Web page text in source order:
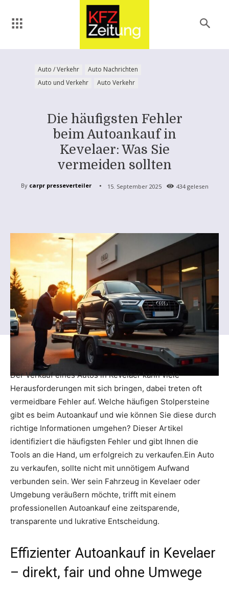
Auto / Verkehr
Auto Nachrichten
Auto und Verkehr
Auto Verkehr
Die häufigsten Fehler
beim Autoankauf in
Kevelaer: Was Sie
vermeiden sollten
By carpr presseverteiler 15. September 2025 434gelesen
Der Verkauf eines Autos in Kevelaer kann viele
Herausforderungen mit sich bringen, dabei treten oft
vermeidbare Fehler auf. Welche häufigen Stolpersteine
gibt es beim Autoankauf und wie können Sie diese durch
richtige Informationen umgehen? Dieser Artikel
identifiziert die häufigsten Fehler und gibt Ihnen die
Tools an die Hand, um erfolgreich zu verkaufen.Ein Auto
zu verkaufen, sollte nicht mit unnötigem Aufwand
verbunden sein. Wer sein Fahrzeug in Kevelaer oder
Umgebung veräußern möchte, trifft mit einem
professionellen Autoankauf eine zeitsparende,
transparente und lukrative Entscheidung.
Effizienter Autoankauf in Kevelaer
– direkt, fair und ohne Umwege